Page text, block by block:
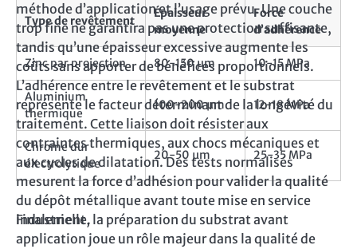
méthode d’application et l’usage prévu. Une couche
trop fine ne garantira pas une protection suffisante,
tandis qu’une épaisseur excessive augmente les
coûts sans apporter de bénéfices proportionnels.
L’adhérence entre le revêtement et le substrat
représente le facteur déterminant de la longévité du
traitement. Cette liaison doit résister aux
contraintes thermiques, aux chocs mécaniques et
aux cycles de dilatation. Des tests normalisés
mesurent la force d’adhésion pour valider la qualité
du dépôt métallique avant toute mise en service
industrielle.
Type de revêtement
Épaisseur
moyenne
Force
d’adhérence
Zinc par projection 80-150 µm 10-15 MPa
Aluminium
thermique
100-200 µm 12-18 MPa
Chrome dur
électrolytique
20-50 µm 25-35 MPa
Finalement, la préparation du substrat avant
application joue un rôle majeur dans la qualité de